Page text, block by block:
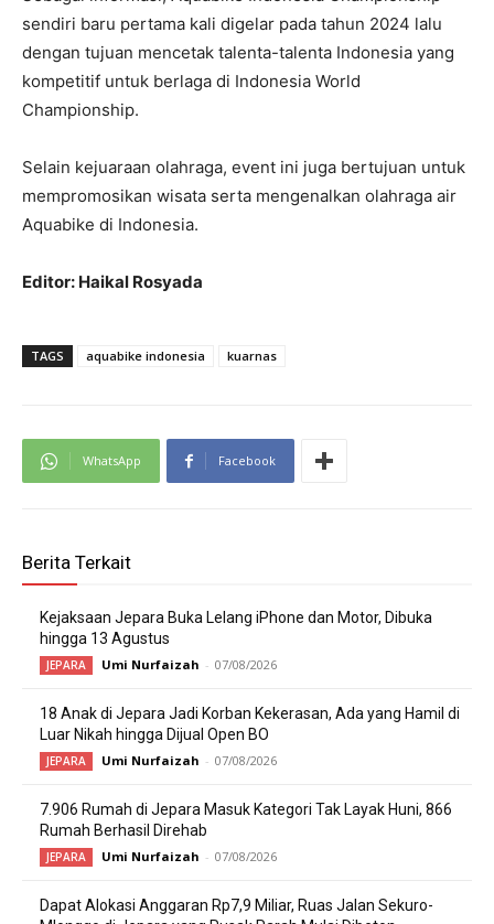
sendiri baru pertama kali digelar pada tahun 2024 lalu
dengan tujuan mencetak talenta-talenta Indonesia yang
kompetitif untuk berlaga di Indonesia World
Championship.
Selain kejuaraan olahraga, event ini juga bertujuan untuk
mempromosikan wisata serta mengenalkan olahraga air
Aquabike di Indonesia.
Editor: Haikal Rosyada
TAGS aquabike indonesia kuarnas
WhatsApp Facebook
Berita Terkait
Kejaksaan Jepara Buka Lelang iPhone dan Motor, Dibuka
hingga 13 Agustus
JEPARA Umi Nurfaizah - 07/08/2026
18 Anak di Jepara Jadi Korban Kekerasan, Ada yang Hamil di
Luar Nikah hingga Dijual Open BO
JEPARA Umi Nurfaizah - 07/08/2026
7.906 Rumah di Jepara Masuk Kategori Tak Layak Huni, 866
Rumah Berhasil Direhab
JEPARA Umi Nurfaizah - 07/08/2026
Dapat Alokasi Anggaran Rp7,9 Miliar, Ruas Jalan Sekuro-